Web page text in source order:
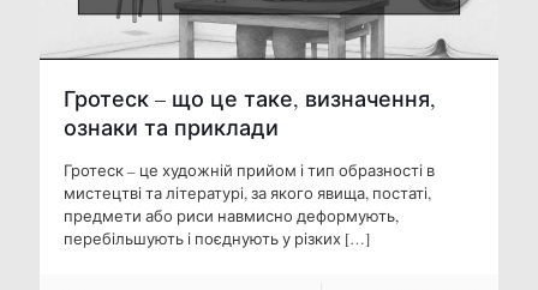
Гротеск – що це таке, визначення,
ознаки та приклади
Гротеск – це художній прийом і тип образності в
мистецтві та літературі, за якого явища, постаті,
предмети або риси навмисно деформують,
перебільшують і поєднують у різких […]